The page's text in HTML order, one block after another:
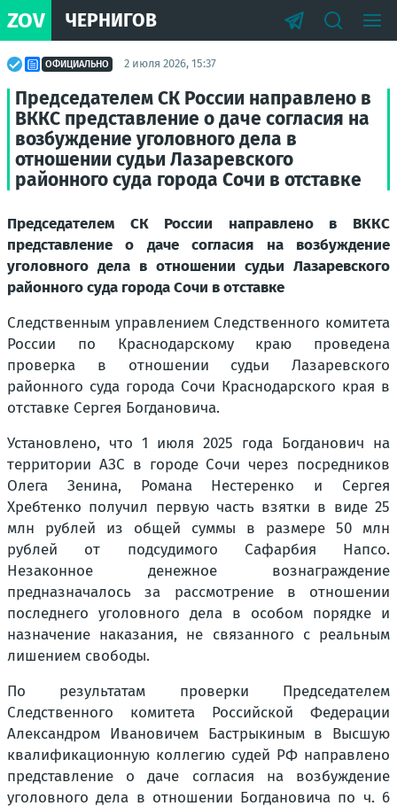
ZOV ЧЕРНИГОВ
ОФИЦИАЛЬНО 2 июля 2026, 15:37
Председателем СК России направлено в
ВККС представление о даче согласия на
возбуждение уголовного дела в
отношении судьи Лазаревского
районного суда города Сочи в отставке
Председателем СК России направлено в ВККС
представление о даче согласия на возбуждение
уголовного дела в отношении судьи Лазаревского
районного суда города Сочи в отставке
Следственным управлением Следственного комитета
России по Краснодарскому краю проведена
проверка в отношении судьи Лазаревского
районного суда города Сочи Краснодарского края в
отставке Сергея Богдановича.
Установлено, что 1 июля 2025 года Богданович на
территории АЗС в городе Сочи через посредников
Олега Зенина, Романа Нестеренко и Сергея
Хребтенко получил первую часть взятки в виде 25
млн рублей из общей суммы в размере 50 млн
рублей от подсудимого Сафарбия Напсо.
Незаконное денежное вознаграждение
предназначалось за рассмотрение в отношении
последнего уголовного дела в особом порядке и
назначение наказания, не связанного с реальным
лишением свободы.
По результатам проверки Председателем
Следственного комитета Российской Федерации
Александром Ивановичем Бастрыкиным в Высшую
квалификационную коллегию судей РФ направлено
представление о даче согласия на возбуждение
уголовного дела в отношении Богдановича по ч. 6